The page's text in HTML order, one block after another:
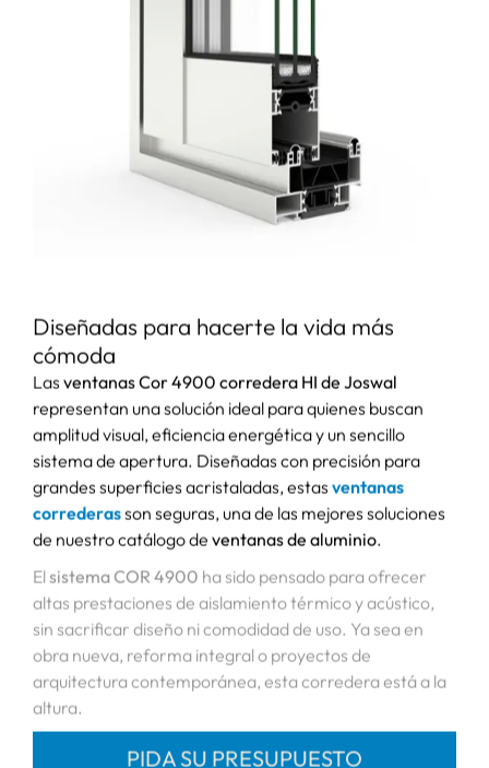
Diseñadas para hacerte la vida más
cómoda
Las
ventanas Cor 4900 corredera HI de Joswal
representan una solución ideal para quienes buscan
amplitud visual, eficiencia energética y un sencillo
sistema de apertura. Diseñadas con precisión para
grandes superficies acristaladas, estasventanas
correderas son seguras, una de las mejores soluciones
de nuestro catálogo deventanas de aluminio.
altas prestaciones de aislamiento térmico y acústico,